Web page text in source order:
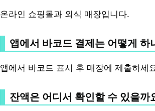
온라인 쇼핑몰과 외식 매장입니다.
앱에서 바코드 결제는 어떻게 하
앱에서 바코드 표시 후 매장에 제출하세
잔액은 어디서 확인할 수 있을까